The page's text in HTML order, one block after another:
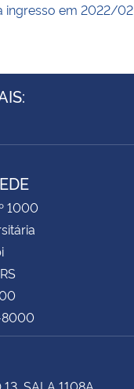
ingresso em 2022/02
1000
8000